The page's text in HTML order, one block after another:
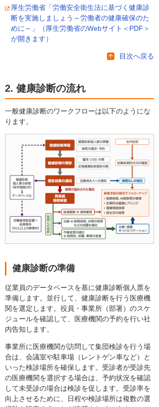
厚生労働省「労働安全衛生法に基づく健康診
断を実施しましょう～労働者の健康確保のた
めに～」（厚生労働省のWebサイト＜PDF＞
が開きます）
目次へ戻る
2. 健康診断の流れ
一般健康診断のワークフローは以下のようにな
ります。
健康診断の準備
従業員のデータベースを基に健康診断個人票を
準備します。並行して、健康診断を行う医療機
関を選定します。役員・事業所（部署）のスケ
ジュールを確認して、医療機関の予約を行い社
内告知します。
事業所に医療機関が訪問して集団検診を行う場
合は、会議室や駐車場（レントゲン車など）と
いった検診場所を確保します。受診者が受診先
の医療機関を選択する場合は、予約状況を確認
して未受診の場合は検診を促します。受診率を
向上させるために、日程や検診場所は複数の選